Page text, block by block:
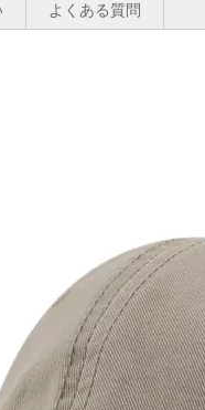
よくある質問